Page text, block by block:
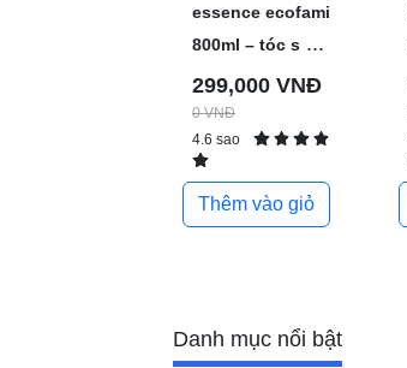
essence ecofami
800ml – tóc s ...
299,000 VNĐ
0 VNĐ
4.6 sao
Thêm vào giỏ
Danh mục nổi bật